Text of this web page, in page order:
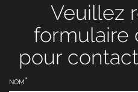
Veuillez
formulaire
pour
NOM